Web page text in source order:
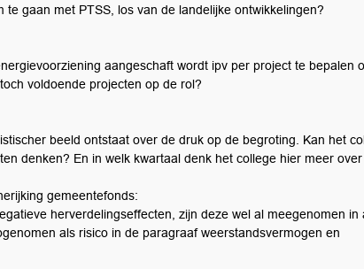
gaan met PTSS, los van de landelijke ontwikkelingen?
aangeschaft wordt ipv per project te bepalen
voldoende projecten op de rol?
beeld ontstaat over de druk op de begroting. Kan het
denken? En in welk kwartaal denk het college hier meer
gemeentefonds:
herverdelingseffecten, zijn deze wel al meegenomen in
als risico in de paragraaf weerstandsvermogen en